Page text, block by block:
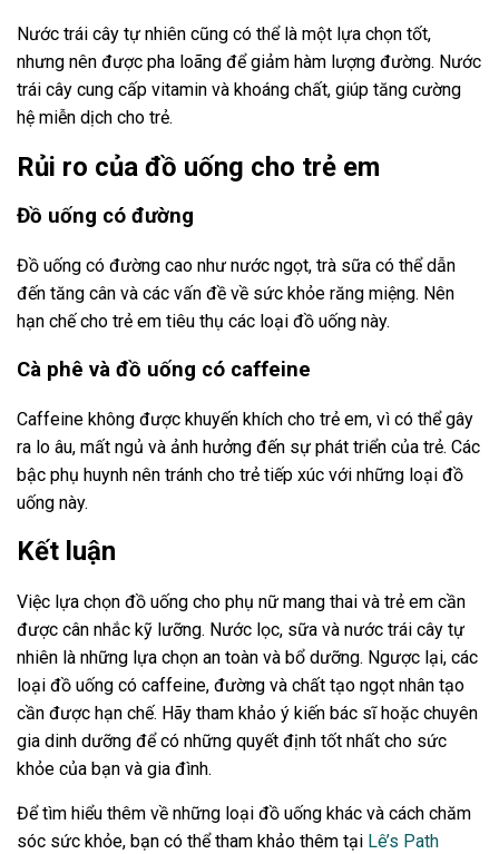
Nước trái cây tự nhiên cũng có thể là một lựa chọn tốt,
nhưng nên được pha loãng để giảm hàm lượng đường. Nước
trái cây cung cấp vitamin và khoáng chất, giúp tăng cường
hệ miễn dịch cho trẻ.
Rủi ro của đồ uống cho trẻ em
Đồ uống có đường
Đồ uống có đường cao như nước ngọt, trà sữa có thể dẫn
đến tăng cân và các vấn đề về sức khỏe răng miệng. Nên
hạn chế cho trẻ em tiêu thụ các loại đồ uống này.
Cà phê và đồ uống có caffeine
Caffeine không được khuyến khích cho trẻ em, vì có thể gây
ra lo âu, mất ngủ và ảnh hưởng đến sự phát triển của trẻ. Các
bậc phụ huynh nên tránh cho trẻ tiếp xúc với những loại đồ
uống này.
Kết luận
Việc lựa chọn đồ uống cho phụ nữ mang thai và trẻ em cần
được cân nhắc kỹ lưỡng. Nước lọc, sữa và nước trái cây tự
nhiên là những lựa chọn an toàn và bổ dưỡng. Ngược lại, các
loại đồ uống có caffeine, đường và chất tạo ngọt nhân tạo
cần được hạn chế. Hãy tham khảo ý kiến bác sĩ hoặc chuyên
gia dinh dưỡng để có những quyết định tốt nhất cho sức
khỏe của bạn và gia đình.
Để tìm hiểu thêm về những loại đồ uống khác và cách chăm
sóc sức khỏe, bạn có thể tham khảo thêm tại Lê’s Path